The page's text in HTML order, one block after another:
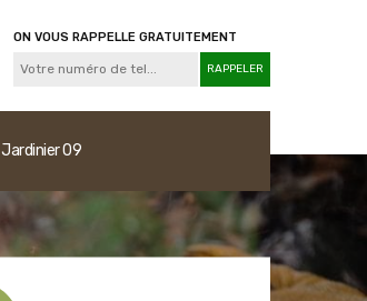
ON VOUS RAPPELLE GRATUITEMENT
Jardinier 09